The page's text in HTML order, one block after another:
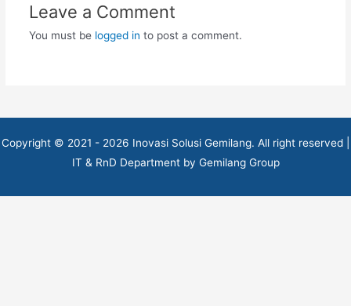
Leave a Comment
You must be logged in to post a comment.
Copyright © 2021 - 2026 Inovasi Solusi Gemilang. All right reserved |
IT & RnD Department by Gemilang Group